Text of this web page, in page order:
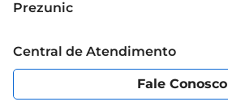
alimento nutritivo na sua rotina
Grupo Cencosud
Política de Privacidade
Portal do fornecedor
Prezunic
Código de Ética
App Prezunic
Central de Atendimento
Fale Conosco